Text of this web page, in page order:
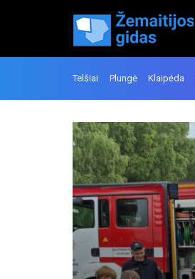
Telšiai Plungė Klaipėda